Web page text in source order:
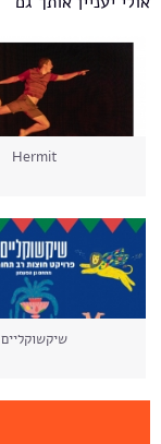
Hermit
שיקשוקליים